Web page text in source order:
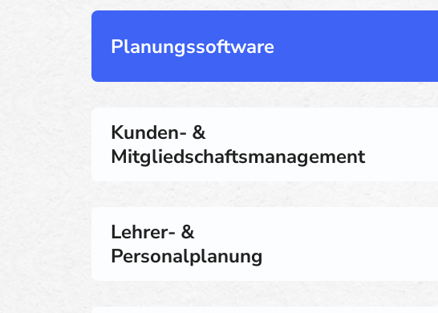
Planungssoftware
Kunden- &
Mitgliedschaftsmanagement
Lehrer- &
Personalplanung